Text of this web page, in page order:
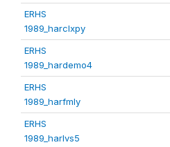
ERHS
1989_harclxpy
ERHS
1989_hardemo4
ERHS
1989_harfmly
ERHS
1989_harlvs5